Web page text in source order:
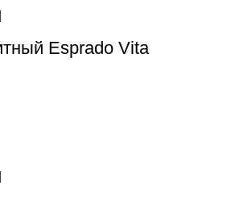
Esprado Vita